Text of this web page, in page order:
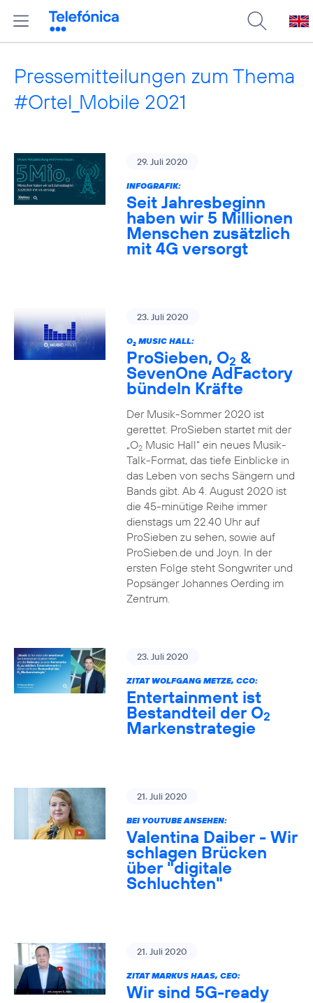
Pressemitteilungen zum Thema
#Ortel_Mobile 2021
29. Juli 2020
INFOGRAFIK:
Seit Jahresbeginn
haben wir 5 Millionen
Menschen zusätzlich
mit 4G versorgt
23. Juli 2020
O2MUSIC HALL:
ProSieben, O2 &
SevenOne AdFactory
bündeln Kräfte
Der Musik-Sommer 2020 ist
gerettet. ProSieben startet mit der
„O2Music Hall“ ein neues Musik-
Talk-Format, das tiefe Einblicke in
das Leben von sechs Sängern und
Bands gibt. Ab 4. August 2020 ist
die 45-minütige Reihe immer
dienstags um 22.40 Uhr auf
ProSieben zu sehen, sowie auf
ProSieben.de und Joyn. In der
ersten Folge steht Songwriter und
Popsänger Johannes Oerding im
Zentrum.
23. Juli 2020
ZITAT WOLFGANG METZE, CCO:
Entertainment ist
Bestandteil der O2
Markenstrategie
21. Juli 2020
BEI YOUTUBE ANSEHEN:
Valentina Daiber - Wir
schlagen Brücken
über "digitale
Schluchten"
21. Juli 2020
ZITAT MARKUS HAAS, CEO:
Wir sind 5G-ready